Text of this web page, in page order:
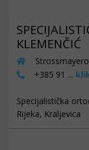
KLEMENČIĆ
+385 91 ...
Specijalistička
Rijeka, Kraljevica